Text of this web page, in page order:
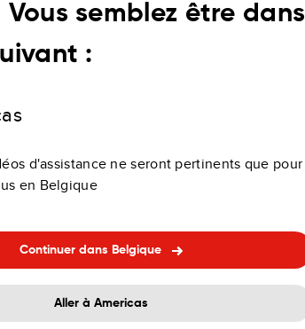
de nombreux forums tiers qui
fantastique. Vous trouverez
Vous semblez être dans
:
d'assistance ne seront pertinents que pour
en Belgique
Continuer dans Belgique
Aller à Americas